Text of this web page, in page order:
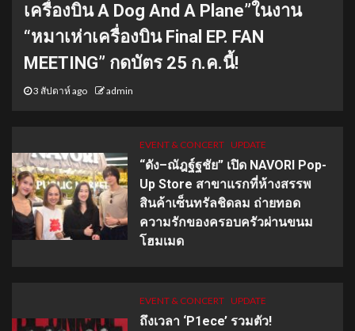
เครื่องบิน A Dog And A Plane”ในงาน
“หมาเห่าเครื่องบิน Final EP. FAN
MEETING” กดบัตร 25 ก.ค.นี้!
3 สัปดาห์ ago admin
EVENT & CONCERT UPDATE
“ดัง–ณัฎฐ์ฐชัย” เปิด NAVORI Pop-
Up Store สาขาแรกที่ห้างสรรพ
สินค้าเซ็นทรัลชิดลม ถ่ายทอด
ความรักของครอบครัวผ่านขนม
โฮมเมด
EVENT & CONCERT UPDATE
ถึงเวลา ‘P1ece’ รวมตัว!